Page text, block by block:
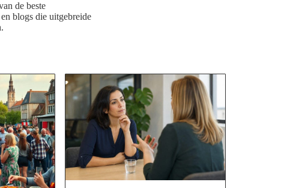
de beste
blogs die uitgebreide